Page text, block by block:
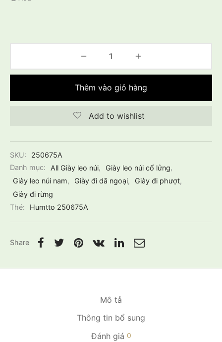
Thêm vào giỏ hàng
Add to wishlist
SKU:
250675A
Danh mục:
All Giày leo núi, Giày leo núi cổ lửng,
Giày leo núi nam, Giày đi dã ngoại, Giày đi phượt,
Giày đi rừng
Thẻ:
Humtto 250675A
Share
Mô tả
Thông tin bổ sung
Đánh giá 0